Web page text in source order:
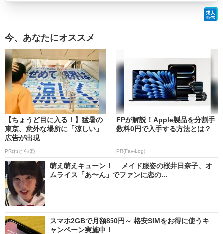
今、あなたにオススメ
【ちょうど目に入る！】猛暑の
東京、意外な場所に「涼しい」
広告が出現
PR(ねとらぼ)
FPが解説！Apple製品を分割手
数料0円で入手する方法とは？
PR(Fav-Log)
萌え萌えキューン！ メイド服姿の桜井日奈子、オ
ムライス「あ〜ん」でファンに恋の...
スマホ2GBで月額850円～ 格安SIMをお得に使うキ
ャンペーン実施中！